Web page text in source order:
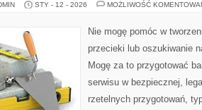
STY - 12 - 2026 MOŻLIWOŚĆ
Nie mogę pomóc w
przecieki lub oszukiwanie
Mogę za to przygotować
serwisu w bezpiecznej,
rzetelnych przygotowań,